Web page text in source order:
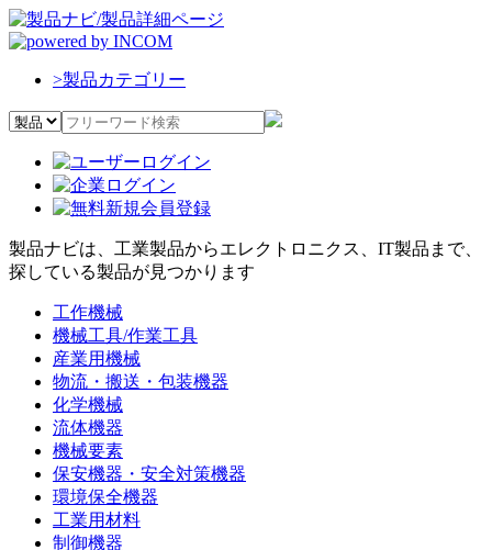
>製品カテゴリー
製品ナビは、工業製品からエレクトロニクス、IT製品まで、
探している製品が見つかります
工作機械
機械工具/作業工具
産業用機械
物流・搬送・包装機器
化学機械
流体機器
機械要素
保安機器・安全対策機器
環境保全機器
工業用材料
制御機器